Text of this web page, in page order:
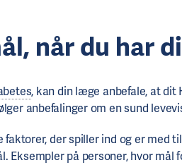
når du har
, kan din læge anbefale, at dit
anbefalinger om en sund
faktorer, der spiller ind og er med
Eksempler på personer, hvor mål